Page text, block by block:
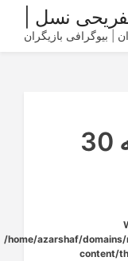
نسل |
| بیوگرافی بازیگران
فال روزانه دوشنبه 30
/home/azarshaf/
content/